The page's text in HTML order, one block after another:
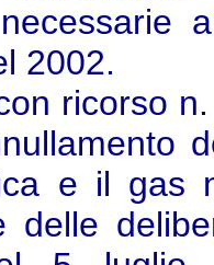
2002.
ricorso
e il
delle